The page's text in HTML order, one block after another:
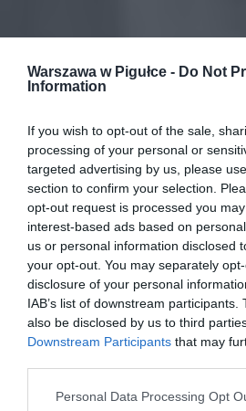
Warszawa w Pigułce - Do Not
Information
If you wish to opt-out of the sale,
processing of your personal or
targeted advertising by us, please
section to confirm your selection.
opt-out request is processed you
interest-based ads based on
us or personal information disclosed
your opt-out. You may separately
disclosure of your personal
IAB’s list of downstream
also be disclosed by us to third
Downstream Participants that may
Personal Data Processing Opt